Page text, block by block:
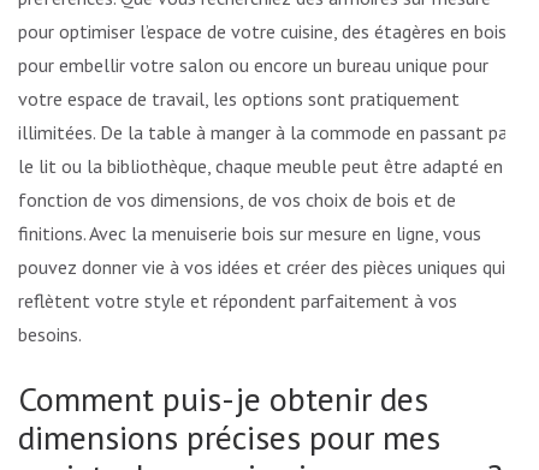
pour optimiser l’espace de votre cuisine, des étagères en bois
pour embellir votre salon ou encore un bureau unique pour
votre espace de travail, les options sont pratiquement
illimitées. De la table à manger à la commode en passant par
le lit ou la bibliothèque, chaque meuble peut être adapté en
fonction de vos dimensions, de vos choix de bois et de
finitions. Avec la menuiserie bois sur mesure en ligne, vous
pouvez donner vie à vos idées et créer des pièces uniques qui
reflètent votre style et répondent parfaitement à vos
besoins.
Comment puis-je obtenir des
dimensions précises pour mes